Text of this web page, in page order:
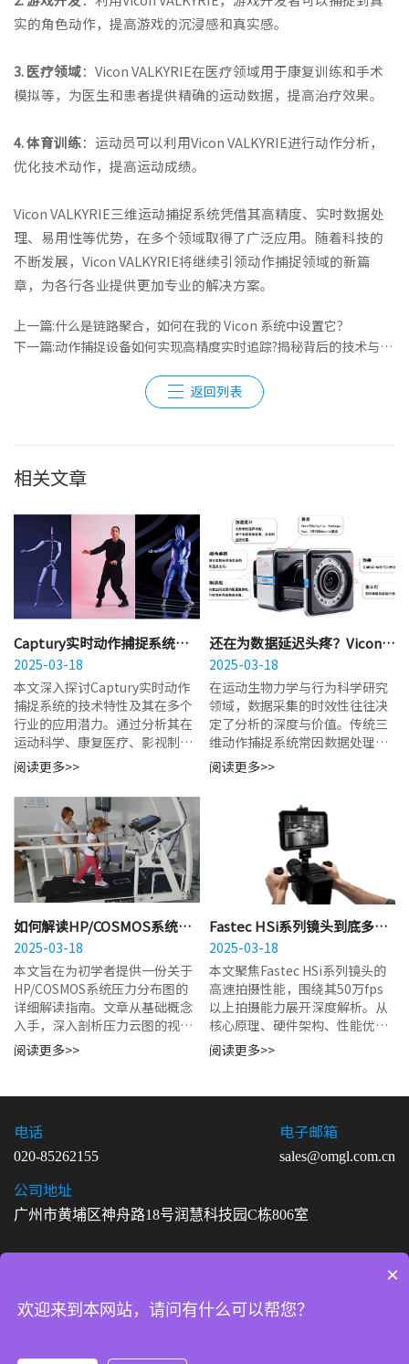
实的角色动作，提高游戏的沉浸感和真实感。
3. 医疗领域：Vicon VALKYRIE在医疗领域用于康复训练和手术
模拟等，为医生和患者提供精确的运动数据，提高治疗效果。
4. 体育训练：运动员可以利用Vicon VALKYRIE进行动作分析，
优化技术动作，提高运动成绩。
Vicon VALKYRIE三维运动捕捉系统凭借其高精度、实时数据处
理、易用性等优势，在多个领域取得了广泛应用。随着科技的
不断发展，Vicon VALKYRIE将继续引领动作捕捉领域的新篇
章，为各行各业提供更加专业的解决方案。
上一篇:什么是链路聚合，如何在我的 Vicon 系统中设置它？
下一篇:动作捕捉设备如何实现高精度实时追踪?揭秘背后的技术与应用
返回列表
相关文章
Captury实时动作捕捉系统适
合哪些行业？体育与医疗是首
选吗？
2025-03-18
本文深入探讨Captury实时动作
捕捉系统的技术特性及其在多个
行业的应用潜力。通过分析其在
运动科学、康复医疗、影视制作
及人机交互等领域的应用逻辑，
解析该技术如何...
阅读更多>>
还在为数据延迟头疼？Vicon
vero 如何实现毫秒级实时三维
分析？
2025-03-18
在运动生物力学与行为科学研究
领域，数据采集的时效性往往决
定了分析的深度与价值。传统三
维动作捕捉系统常因数据处理链
路冗长而产生显著的时间延迟，
导致研究人员难以在实...
阅读更多>>
如何解读HP/COSMOS系统的
压力分布图？新手入门指南看
这里
2025-03-18
本文旨在为初学者提供一份关于
HP/COSMOS系统压力分布图的
详细解读指南。文章从基础概念
入手，深入剖析压力云图的视觉
语言、关键参数含义及坐标体
系。通过系统讲解...
阅读更多>>
Fastec HSi系列镜头到底多
快？深度解析其50万fps以上的
极限拍摄能力
2025-03-18
本文聚焦Fastec HSi系列镜头的
高速拍摄性能，围绕其50万fps
以上拍摄能力展开深度解析。从
核心原理、硬件架构、性能优
势、技术适配、应用价值及技术
局限等维...
阅读更多>>
电话
020-85262155
电子邮箱
sales@omgl.com.cn
公司地址
广州市黄埔区神舟路18号润慧科技园C栋806室
Reserved
粤ICP备20029096号-6
×
欢迎来到本网站，请问有什么可以帮您？